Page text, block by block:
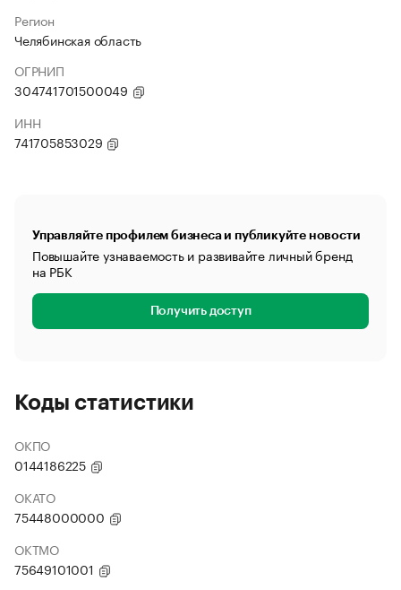
Регион
Челябинская область
ОГРНИП
304741701500049
ИНН
741705853029
Управляйте профилем бизнеса и публикуйте новости
Повышайте узнаваемость и развивайте личный бренд
на РБК
Получить доступ
Коды статистики
ОКПО
0144186225
ОКАТО
75448000000
ОКТМО
75649101001